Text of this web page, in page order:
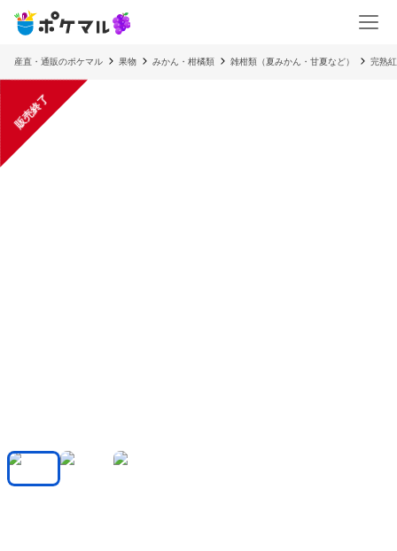
産直・通販のポケマル 果物 みかん・柑橘類 雑柑類（夏みかん・甘夏など） 完熟
販売終了